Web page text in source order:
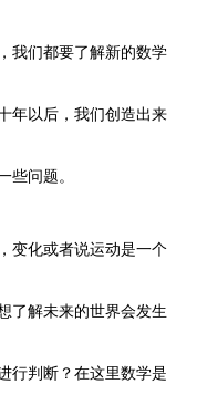
我们都要了解新的数学
年以后，我们创造出来
些问题。
变化或者说运动是一个
了解未来的世界会发生
行判断？在这里数学是